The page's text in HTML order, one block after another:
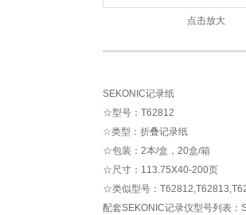
点击放大
SEKONIC记录纸
☆型号：T62812
☆类型：折叠记录纸
☆包装：2本/盒，20盒/箱
☆尺寸：113.75X40-200页
☆类似型号：
配套SEKONIC记录仪型号列表